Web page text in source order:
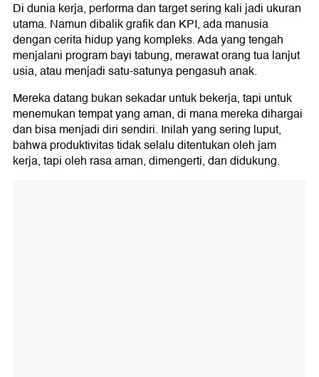
Di dunia kerja, performa dan target sering kali jadi ukuran
utama. Namun dibalik grafik dan KPI, ada manusia
dengan cerita hidup yang kompleks. Ada yang tengah
menjalani program bayi tabung, merawat orang tua lanjut
usia, atau menjadi satu-satunya pengasuh anak.
Mereka datang bukan sekadar untuk bekerja, tapi untuk
menemukan tempat yang aman, di mana mereka dihargai
dan bisa menjadi diri sendiri. Inilah yang sering luput,
bahwa produktivitas tidak selalu ditentukan oleh jam
kerja, tapi oleh rasa aman, dimengerti, dan didukung.